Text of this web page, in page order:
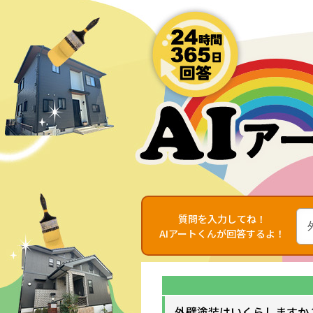
質問を入力してね！
AIアートくんが回答するよ！